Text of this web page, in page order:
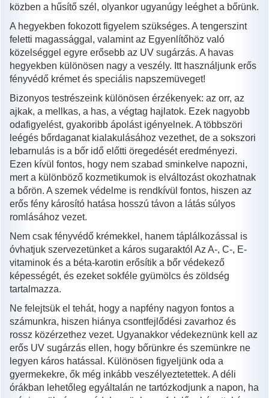
közben a hűsítő szél, olyankor ugyanúgy leéghet a bőrünk.
A hegyekben fokozott figyelem szükséges. A tengerszint
feletti magassággal, valamint az Egyenlítőhöz való
közelséggel egyre erősebb az UV sugárzás. A havas
hegyekben különösen nagy a veszély. Itt használjunk erős
fényvédő krémet és speciális napszemüveget!
Bizonyos testrészeink különösen érzékenyek: az orr, az
ajkak, a mellkas, a has, a végtag hajlatok. Ezek nagyobb
odafigyelést, gyakoribb ápolást igényelnek. A többszöri
leégés bőrdaganat kialakulásához vezethet, de a sokszori
lebarnulás is a bőr idő előtti öregedését eredményezi.
Ezen kívül fontos, hogy nem szabad sminkelve napozni,
mert a különböző kozmetikumok is elváltozást okozhatnak
a bőrön. A szemek védelme is rendkívül fontos, hiszen az
erős fény károsító hatása hosszú távon a látás súlyos
romlásához vezet.
Nem csak fényvédő krémekkel, hanem táplálkozással is
óvhatjuk szervezetünket a káros sugaraktól Az A-, C-, E-
vitaminok és a béta-karotin erősítik a bőr védekező
képességét, és ezeket sokféle gyümölcs és zöldség
tartalmazza.
Ne felejtsük el tehát, hogy a napfény nagyon fontos a
számunkra, hiszen hiánya csontfejlődési zavarhoz és
rossz közérzethez vezet. Ugyanakkor védekeznünk kell az
erős UV sugárzás ellen, hogy bőrünkre és szemünkre ne
legyen káros hatással. Különösen figyeljünk oda a
gyermekekre, ők még inkább veszélyeztetettek. A déli
órákban lehetőleg egyáltalán ne tartózkodjunk a napon, ha